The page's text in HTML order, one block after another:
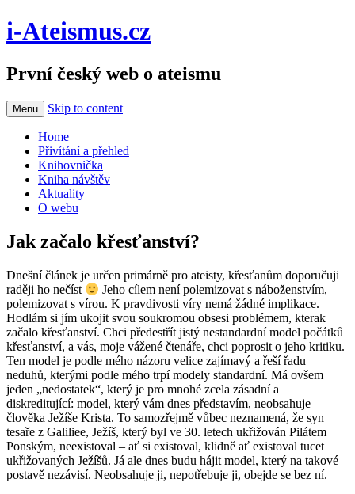
i-Ateismus.cz
První český web o ateismu
Menu Skip to content
Home
Přivítání a přehled
Knihovnička
Kniha návštěv
Aktuality
O webu
Jak začalo křesťanství?
Dnešní článek je určen primárně pro ateisty, křesťanům doporučuji
raději ho nečíst
Jeho cílem není polemizovat s náboženstvím,
polemizovat s vírou. K pravdivosti víry nemá žádné implikace.
Hodlám si jím ukojit svou soukromou obsesi problémem, kterak
začalo křesťanství. Chci předestřít jistý nestandardní model počátků
křesťanství, a vás, moje vážené čtenáře, chci poprosit o jeho kritiku.
Ten model je podle mého názoru velice zajímavý a řeší řadu
neduhů, kterými podle mého trpí modely standardní. Má ovšem
jeden „nedostatek“, který je pro mnohé zcela zásadní a
diskreditující: model, který vám dnes představím, neobsahuje
člověka Ježíše Krista. To samozřejmě vůbec neznamená, že syn
tesaře z Galiliee, Ježíš, který byl ve 30. letech ukřižován Pilátem
Ponským, neexistoval – ať si existoval, klidně ať existoval tucet
ukřižovaných Ježíšů. Já ale dnes budu hájit model, který na takové
postavě nezávisí. Neobsahuje ji, nepotřebuje ji, obejde se bez ní.